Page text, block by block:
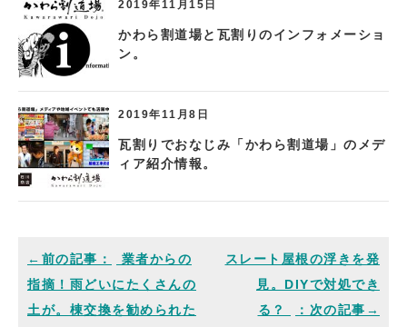
2019年11月15日
かわら割道場と瓦割りのインフォメーショ
ン。
2019年11月8日
瓦割りでおなじみ「かわら割道場」のメデ
ィア紹介情報。
業者からの
指摘！雨どいにたくさんの
土が。棟交換を勧められた
スレート屋根の浮きを発
見。DIYで対処でき
る？